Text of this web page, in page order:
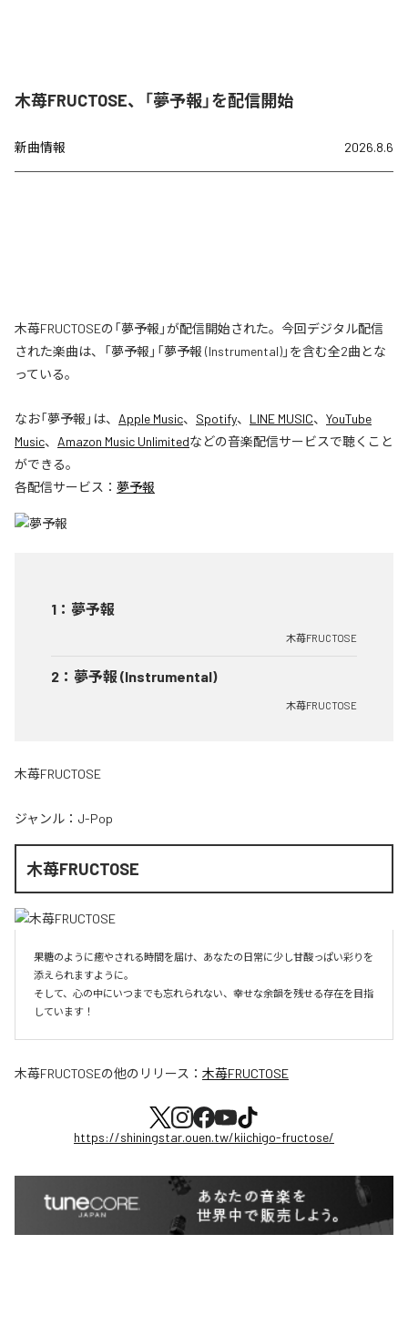
木苺FRUCTOSE、「夢予報」を配信開始
新曲情報 2026.8.6
木苺FRUCTOSEの「夢予報」が配信開始された。今回デジタル配信
された楽曲は、「夢予報」「夢予報 (Instrumental)」を含む全2曲とな
っている。
なお「夢予報 」は、 Apple Music、 Spotify、 LINE MUSIC、 YouTube
Music、 Amazon Music Unlimitedなどの音楽配信サービスで聴くこと
ができる。
各配信サービス： 夢予報
1 ： 夢予報
木苺FRUCTOSE
2 ： 夢予報 (Instrumental)
木苺FRUCTOSE
木苺FRUCTOSE
ジャンル： J-Pop
木苺FRUCTOSE
果糖のように癒やされる時間を届け、あなたの日常に少し甘酸っぱい彩りを
添えられますように。
そして、心の中にいつまでも忘れられない、幸せな余韻を残せる存在を目指
しています！
木苺FRUCTOSEの他のリリース： 木苺FRUCTOSE
https://shiningstar.ouen.tw/kiichigo-fructose/